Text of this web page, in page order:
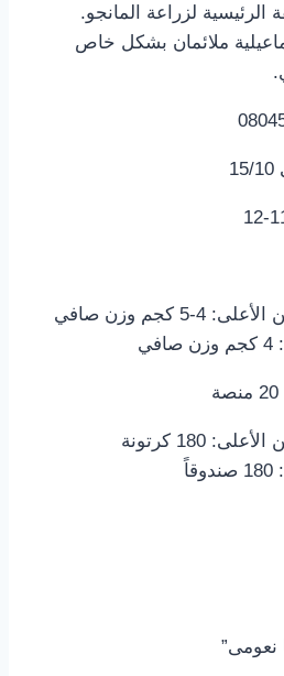
الرئيسية لزراعة المانجو.
ملائمان بشكل خاص
كجم وزن صافي
180 كرتونة
نعومى”